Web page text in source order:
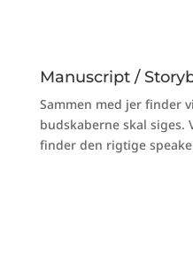
Manuscript /
Sammen med jer finder
budskaberne skal siges.
finder den rigtige